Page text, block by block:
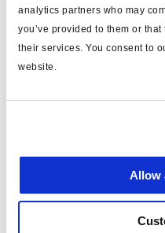
analytics partners who may
you’ve provided to them or
their services. You consent to
website.
Allow
Vea todas las
Biblioteca bibliográfica de